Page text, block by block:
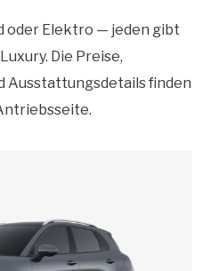
oder Elektro — jeden gibt
Die Preise,
Ausstattungsdetails finden